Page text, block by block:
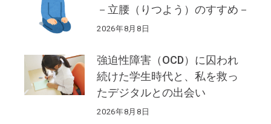
－立腰（りつよう）のすすめ－
2026年8月8日
強迫性障害（OCD）に囚われ
続けた学生時代と、私を救っ
たデジタルとの出会い
2026年8月8日